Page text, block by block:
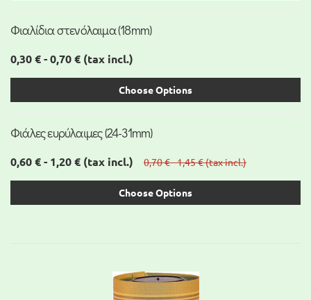
Φιαλίδια στενόλαιμα (18mm)
0,30 € - 0,70 € (tax incl.)
Choose Options
Φιάλες ευρύλαιμες (24-31mm)
0,60 € - 1,20 € (tax incl.) 0,70 € - 1,45 €(tax incl.)
Choose Options